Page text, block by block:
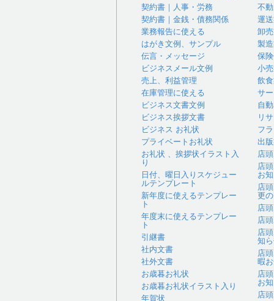
契約書｜人事・労務
契約書｜金銭・債務関係
業務報告に使える
はがき文例、サンプル
伝言・メッセージ
ビジネスメール文例
売上、利益管理
在庫管理に使える
ビジネス文書文例
ビジネス挨拶文書
ビジネス お礼状
プライベートお礼状
お礼状 、挨拶状イラスト入
り
日付、曜日入りスケジュー
ルテンプレート
新年度に使えるテンプレー
ト
年度末に使えるテンプレー
ト
引継書
社内文書
社外文書
お歳暮お礼状
お歳暮お礼状イラスト入り
年賀状
不
運
卸
製
保
小
飲
サ
自
リ
フ
出
店
店
お
店
更
店
店
店
知
店
暇
店
お
店